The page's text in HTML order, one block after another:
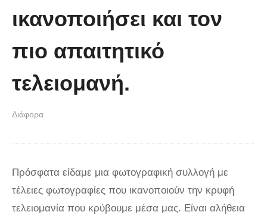
άτυχη μέρα στη δουλειά
ικανοποιήσει και τον
πιο απαιτητικό
τελειομανή.
Διάφορα
Πρόσφατα είδαμε μια φωτογραφική συλλογή με
τέλειες φωτογραφίες που ικανοποιούν την κρυφή
τελειομανία που κρύβουμε μέσα μας. Είναι αλήθεια